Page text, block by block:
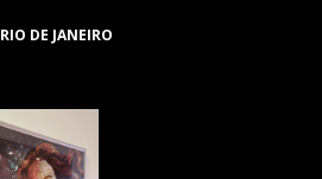
RIO DE JANEIRO